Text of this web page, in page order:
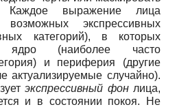
Каждое выражение лица
возможных экспрессивных
категорий), в которых
ядро (наиболее часто
и периферия (другие
актуализируемые случайно).
экспрессивный фонлица,
и в состоянии покоя. Не